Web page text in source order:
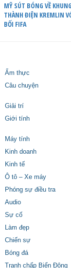
MỸ SÚT BÓNG VỀ KHUNG
THÀNH ĐIỆN KREMLIN
BỐI FIFA
Ẩm thực
Câu chuyện
Giải trí
Giới tính
Máy tính
Kinh doanh
Kinh tế
Ô tô – Xe máy
Phóng sự điều tra
Audio
Sự cố
Làm đẹp
Chiến sự
Bóng đá
Tranh chấp Biển Đông